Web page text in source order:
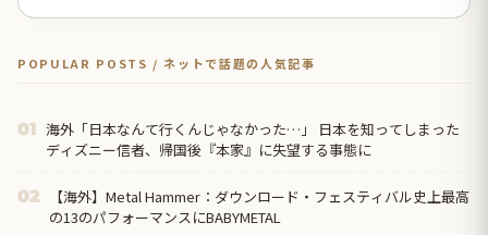
POPULAR POSTS / ネットで話題の人気記事
01 海外「日本なんて行くんじゃなかった…」 日本を知ってしまった
ディズニー信者、帰国後『本家』に失望する事態に
02
【海外】Metal Hammer：ダウンロード・フェスティバル史上最高
の13のパフォーマンスにBABYMETAL